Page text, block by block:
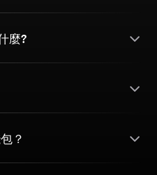
麼?
？